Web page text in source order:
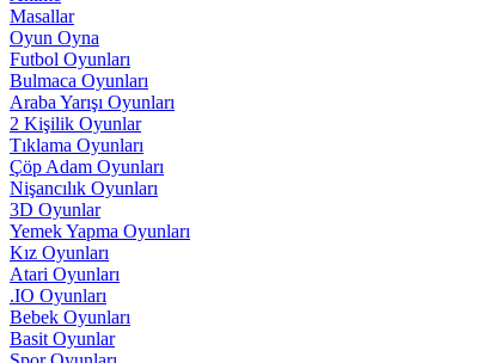
Masallar
Oyun Oyna
Futbol Oyunları
Bulmaca Oyunları
Araba Yarışı Oyunları
2 Kişilik Oyunlar
Tıklama Oyunları
Çöp Adam Oyunları
Nişancılık Oyunları
3D Oyunlar
Yemek Yapma Oyunları
Kız Oyunları
Atari Oyunları
.IO Oyunları
Bebek Oyunları
Basit Oyunlar